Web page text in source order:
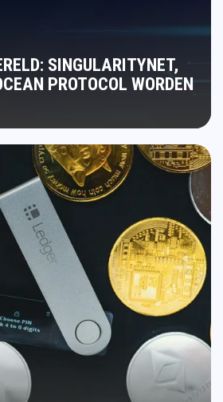
SINGULARITYNET,
PROTOCOL WORDEN